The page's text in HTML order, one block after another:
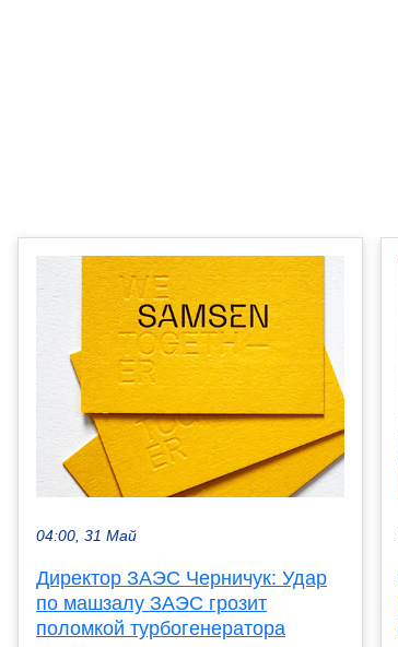
04:00, 31 Май
Директор ЗАЭС Черничук: Удар
по машзалу ЗАЭС грозит
поломкой турбогенератора